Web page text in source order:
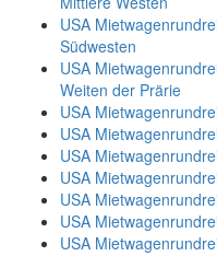
USA
Südwesten
USA
Weiten der Prärie
USA
USA
USA
USA
USA
USA
USA